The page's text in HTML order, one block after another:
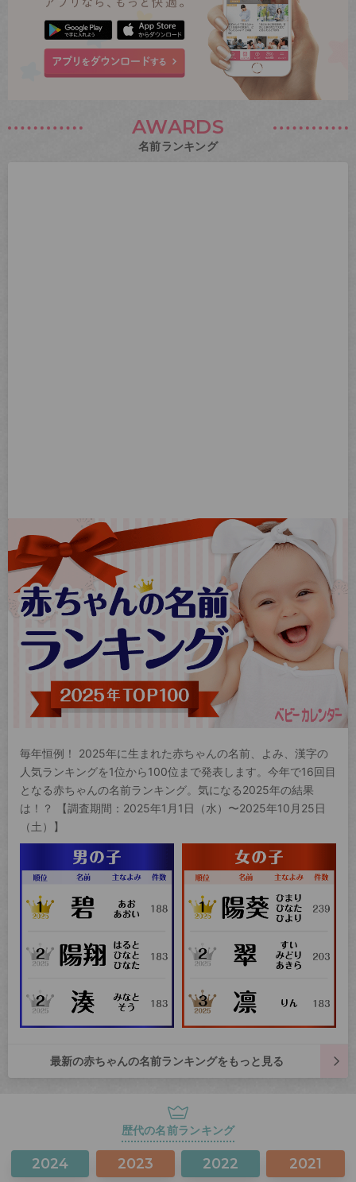
AWARDS
名前ランキング
毎年恒例！ 2025年に生まれた赤ちゃんの名前、よみ、漢字の
人気ランキングを1位から100位まで発表します。今年で16回目
となる赤ちゃんの名前ランキング。気になる2025年の結果
は！？ 【調査期間：2025年1月1日（水）〜2025年10月25日
（土）】
最新の赤ちゃんの名前ランキングをもっと見る
歴代の名前ランキング
2024 2023 2022 2021